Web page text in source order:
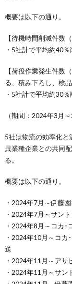
概要は以下の通り。
【待機時間削減件数
・5社計で平均約40％
【荷役作業発生件数
る、積み下ろし、検
・5社計で平均約30％
（期間：2024年3月
5社は物流の効率化
異業種企業との共同
る。
概要は以下の通り。
・2024年7月～伊藤
・2024年7月～サン
・2024年8月～コカ
・2024年10月～コ
送
・2024年11月～アサ
・2024年11月～サ